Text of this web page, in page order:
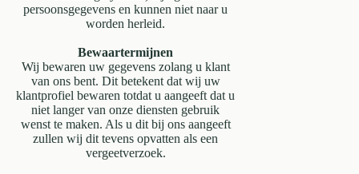
persoonsgegevens en kunnen niet naar u
worden herleid.
Bewaartermijnen
Wij bewaren uw gegevens zolang u klant
van ons bent. Dit betekent dat wij uw
klantprofiel bewaren totdat u aangeeft dat u
niet langer van onze diensten gebruik
wenst te maken. Als u dit bij ons aangeeft
zullen wij dit tevens opvatten als een
vergeetverzoek.